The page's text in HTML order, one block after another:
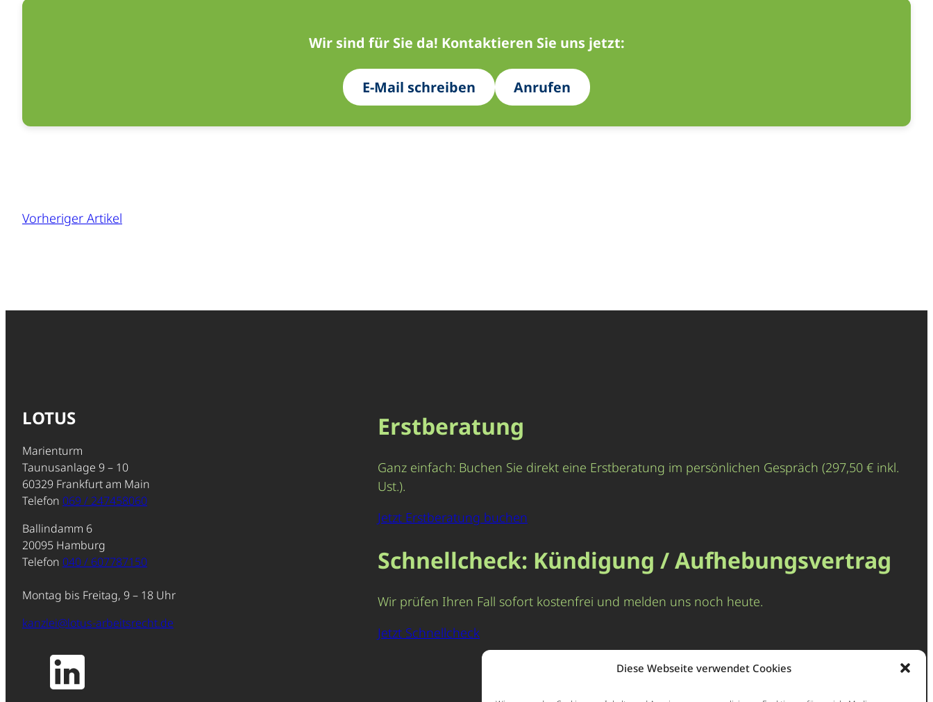
Diese Webseite verwendet Cookies
Wir sind für Sie da! Kontaktieren Sie uns jetzt:
E-Mail schreiben Anrufen
Vorheriger Artikel
LOTUS
Marienturm
Taunusanlage 9 – 10
60329 Frankfurt am Main
Telefon 069 / 247458060
Ballindamm 6
20095 Hamburg
Telefon 040 / 607787150
Montag bis Freitag, 9 – 18 Uhr
kanzlei@lotus-arbeitsrecht.de
Erstberatung
Ganz einfach: Buchen Sie direkt eine Erstberatung im persönlichen Gespräch (297,50 € inkl.
Ust.).
Jetzt Erstberatung buchen
Schnellcheck: Kündigung / Aufhebungsvertrag
Wir prüfen Ihren Fall sofort kostenfrei und melden uns noch heute.
Jetzt Schnellcheck